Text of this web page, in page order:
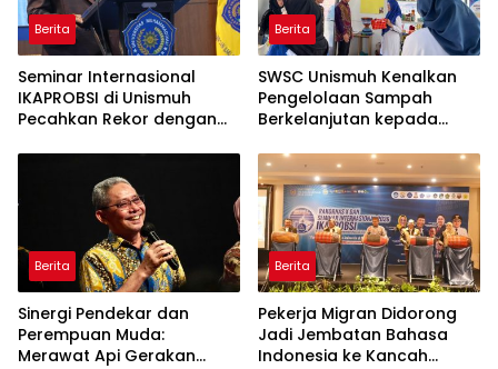
Berita
Seminar Internasional
IKAPROBSI di Unismuh
Pecahkan Rekor dengan
Berita
SWSC Unismuh Kenalkan
Pengelolaan Sampah
Berkelanjutan kepada
Visit
Berita
Sinergi Pendekar dan
Perempuan Muda:
Merawat Api Gerakan
Berita
Pekerja Migran Didorong
Jadi Jembatan Bahasa
Indonesia ke Kancah